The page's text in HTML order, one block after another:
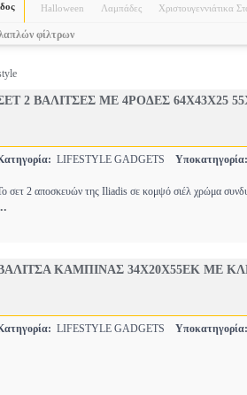
Halloween Λαμπάδες Χριστουγεννιάτικα
φίλτρων
2 ΒΑΛΙΤΣΕΣ ΜΕ 4ΡΟΔΕΣ 64Χ43Χ25
LIFESTYLE GADGETS Υποκατηγορία:
σετ 2 αποσκευών της Iliadis σε κομψό σιέλ χρώμα
ΚΑΜΠΙΝΑΣ 34Χ20Χ55ΕΚ ΜΕ
LIFESTYLE GADGETS Υποκατηγορία: